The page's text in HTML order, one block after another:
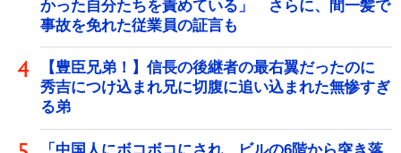
かった自分たちを責めている」 さらに、間一髪で
事故を免れた従業員の証言も
【豊臣兄弟！】信長の後継者の最右翼だったのに
秀吉につけ込まれ兄に切腹に追い込まれた無惨すぎ
る弟